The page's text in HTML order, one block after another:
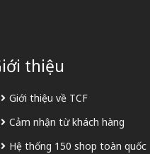
thiệu
Giới thiệu về TCF
Cảm nhận từ khách hàng
Hệ thống 150 shop toàn quốc